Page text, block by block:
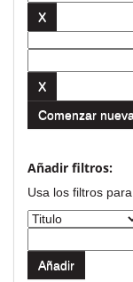
Comenzar
Añadir filtros:
Usa los filtros